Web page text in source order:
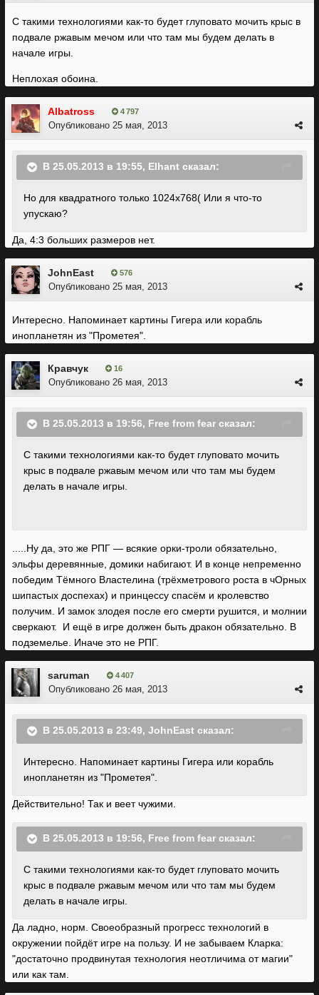
С такими технологиями как-то будет глуповато мочить крыс в
подвале ржавым мечом или что там мы будем делать в
начале игры.
Неплохая обоина.
Albatross 4 797
Опубликовано 25 мая, 2013
В 25.05.2013 в 19:55, Elhant сказал:
Но для квадратного только 1024x768( Или я что-то
упускаю?
Да, 4:3 больших размеров нет.
JohnEast 576
Опубликовано 25 мая, 2013
Интересно. Напоминает картины Гигера или корабль
инопланетян из "Прометея".
Кравчук 16
Опубликовано 26 мая, 2013
В 25.05.2013 в 19:56, Free from fear сказал:
С такими технологиями как-то будет глуповато мочить
крыс в подвале ржавым мечом или что там мы будем
делать в начале игры.
.....Ну да, это же РПГ — всякие орки-троли обязательно,
эльфы деревянные, домики набигают. И в конце непременно
победим Тёмного Властелина (трёхметрового роста в чОрных
шипастых доспехах) и принцессу спасём и кролевство
получим. И замок злодея после его смерти рушится, и молнии
сверкают. И ещё в игре должен быть дракон обязательно. В
подземелье. Иначе это не РПГ.
saruman 4 407
Опубликовано 26 мая, 2013
В 25.05.2013 в 23:49, JohnEast сказал:
Интересно. Напоминает картины Гигера или корабль
инопланетян из "Прометея".
Действительно! Так и веет чужими.
В 25.05.2013 в 19:56, Free from fear сказал:
С такими технологиями как-то будет глуповато мочить
крыс в подвале ржавым мечом или что там мы будем
делать в начале игры.
Да ладно, норм. Своеобразный прогресс технологий в
окружении пойдёт игре на пользу. И не забываем Кларка:
"достаточно продвинутая технология неотличима от магии"
или как там.